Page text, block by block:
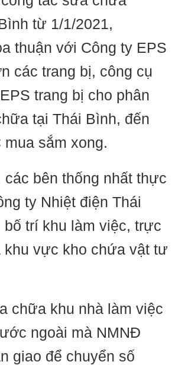
từ 1/1/2021,
thuận với Công ty EPS
các trang bị, công cụ
trang bị cho phân
tại Thái Bình, đến
sắm xong.
các bên thống nhất thực
ty Nhiệt điện Thái
bố trí khu làm việc, trực
vực kho chứa vật tư
chữa khu nhà làm việc
ngoài mà NMNĐ
giao để chuyển số